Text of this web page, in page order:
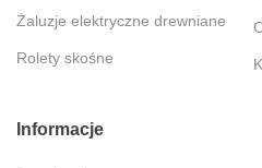
Żaluzje elektryczne drewniane
Rolety skośne
Informacje